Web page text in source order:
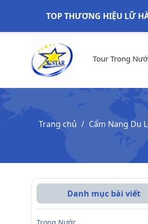
TOP THƯƠNG HIỆU LỮ
Tour Trong
Trang chủ Cẩm Nang Du
Danh mục bài viết